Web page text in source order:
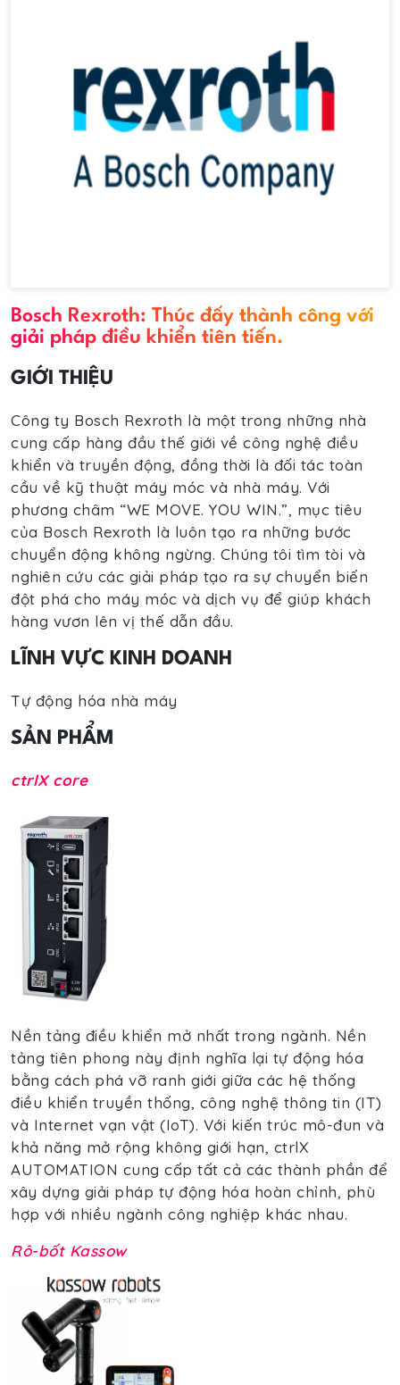
Bosch Rexroth: Thúc đẩy thành công với
giải pháp điều khiển tiên tiến.
GIỚI THIỆU
Công ty Bosch Rexroth là một trong những nhà
cung cấp hàng đầu thế giới về công nghệ điều
khiển và truyền động, đồng thời là đối tác toàn
cầu về kỹ thuật máy móc và nhà máy. Với
phương châm “WE MOVE. YOU WIN.”, mục tiêu
của Bosch Rexroth là luôn tạo ra những bước
chuyển động không ngừng. Chúng tôi tìm tòi và
nghiên cứu các giải pháp tạo ra sự chuyển biến
đột phá cho máy móc và dịch vụ để giúp khách
hàng vươn lên vị thế dẫn đầu.
LĨNH VỰC KINH DOANH
Tự động hóa nhà máy
SẢN PHẨM
ctrlX core
Nền tảng điều khiển mở nhất trong ngành. Nền
tảng tiên phong này định nghĩa lại tự động hóa
bằng cách phá vỡ ranh giới giữa các hệ thống
điều khiển truyền thống, công nghệ thông tin (IT)
và Internet vạn vật (IoT). Với kiến trúc mô-đun và
khả năng mở rộng không giới hạn, ctrlX
AUTOMATION cung cấp tất cả các thành phần để
xây dựng giải pháp tự động hóa hoàn chỉnh, phù
hợp với nhiều ngành công nghiệp khác nhau.
Rô-bốt Kassow